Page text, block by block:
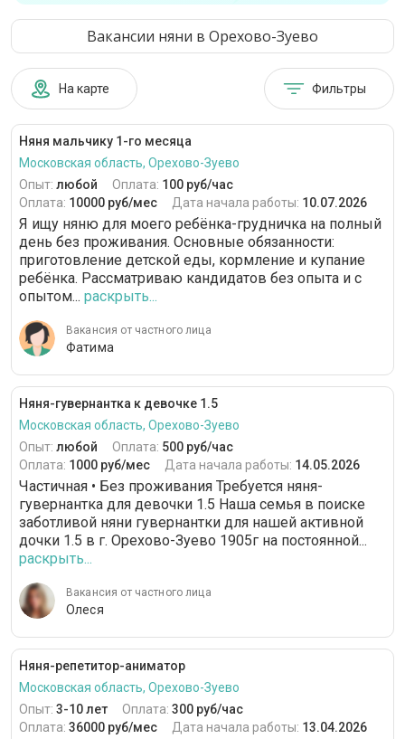
Вакансии няни в Орехово-Зуево
На карте Фильтры
Няня мальчику 1-го месяца
Московская область, Орехово-Зуево
Опыт: любой Оплата: 100 руб/час
Оплата: 10000 руб/мес Дата начала работы: 10.07.2026
Я ищу няню для моего ребёнка-грудничка на полный
день без проживания. Основные обязанности:
приготовление детской еды, кормление и купание
ребёнка. Рассматриваю кандидатов без опыта и с
опытом... раскрыть...
Вакансия от частного лица
Фатима
Няня-гувернантка к девочке 1.5
Московская область, Орехово-Зуево
Опыт: любой Оплата: 500 руб/час
Оплата: 1000 руб/мес Дата начала работы: 14.05.2026
Частичная • Без проживания Требуется няня-
гувернантка для девочки 1.5 Наша семья в поиске
заботливой няни гувернантки для нашей активной
дочки 1.5 в г. Орехово-Зуево 1905г на постоянной...
раскрыть...
Вакансия от частного лица
Олеся
Няня-репетитор-аниматор
Московская область, Орехово-Зуево
Опыт: 3-10 лет Оплата: 300 руб/час
Оплата: 36000 руб/мес Дата начала работы: 13.04.2026